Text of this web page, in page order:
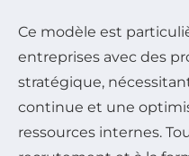
Ce modèle est
entreprises avec des
stratégique,
continue et une
ressources internes.